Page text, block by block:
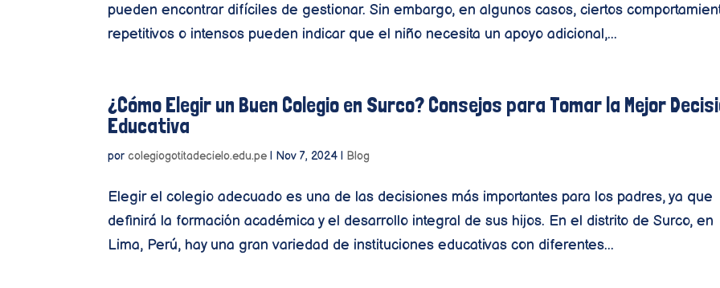
pueden encontrar difíciles de gestionar. Sin embargo, en algunos casos, ciertos
repetitivos o intensos pueden indicar que el niño necesita un apoyo adicional,...
¿Cómo Elegir un Buen Colegio en Surco? Consejos para Tomar la Mejor
Educativa
por colegiogotitadecielo.edu.pe | Nov 7, 2024 | Blog
Elegir el colegio adecuado es una de las decisiones más importantes para los padres, ya que
definirá la formación académica y el desarrollo integral de sus hijos. En el distrito de Surco, en
Lima, Perú, hay una gran variedad de instituciones educativas con diferentes...